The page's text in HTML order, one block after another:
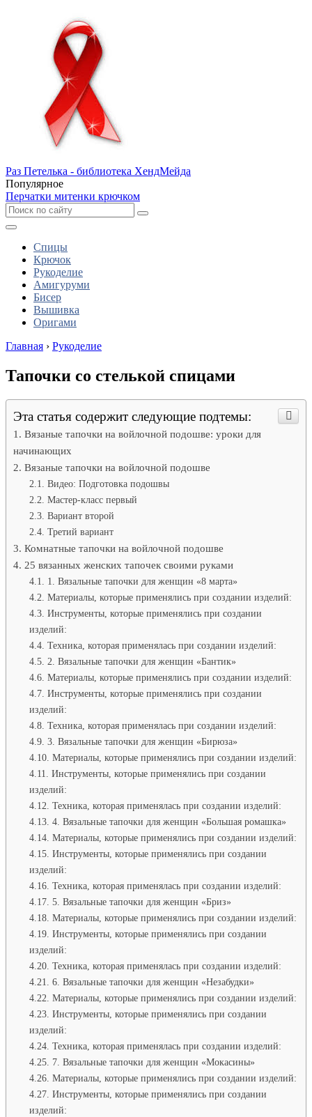
Раз Петелька - библиотека ХендМейда
Популярное
Перчатки митенки крючком
Спицы
Крючок
Рукоделие
Амигуруми
Бисер
Вышивка
Оригами
Главная › Рукоделие
Тапочки со стелькой спицами
Эта статья содержит следующие подтемы:
Вязаные тапочки на войлочной подошве: уроки для
начинающих
Вязаные тапочки на войлочной подошве
Видео: Подготовка подошвы
Мастер-класс первый
Вариант второй
Третий вариант
Комнатные тапочки на войлочной подошве
25 вязанных женских тапочек своими руками
1. Вязальные тапочки для женщин «8 марта»
Материалы, которые применялись при создании изделий:
Инструменты, которые применялись при создании
изделий:
Техника, которая применялась при создании изделий:
2. Вязальные тапочки для женщин «Бантик»
Материалы, которые применялись при создании изделий:
Инструменты, которые применялись при создании
изделий:
Техника, которая применялась при создании изделий:
3. Вязальные тапочки для женщин «Бирюза»
Материалы, которые применялись при создании изделий:
Инструменты, которые применялись при создании
изделий:
Техника, которая применялась при создании изделий:
4. Вязальные тапочки для женщин «Большая ромашка»
Материалы, которые применялись при создании изделий:
Инструменты, которые применялись при создании
изделий:
Техника, которая применялась при создании изделий:
5. Вязальные тапочки для женщин «Бриз»
Материалы, которые применялись при создании изделий:
Инструменты, которые применялись при создании
изделий:
Техника, которая применялась при создании изделий:
6. Вязальные тапочки для женщин «Незабудки»
Материалы, которые применялись при создании изделий:
Инструменты, которые применялись при создании
изделий:
Техника, которая применялась при создании изделий:
7. Вязальные тапочки для женщин «Мокасины»
Материалы, которые применялись при создании изделий:
Инструменты, которые применялись при создании
изделий: